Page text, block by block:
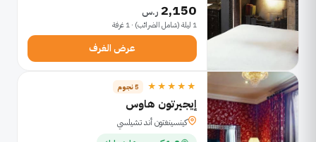
2,150 ر.س
1 ليلة (شامل الضرائب) · 1 غرفة
عرض الغرف
★★★★★ 5 نجوم
إيجيرتون هاوس
كينسينغتون أند تشيلسي